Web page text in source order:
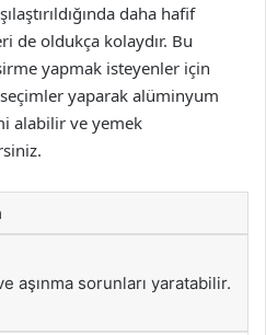
daha hafif
de oldukça kolaydır. Bu
yapmak isteyenler için
yaparak alüminyum
alabilir ve yemek
aşınma sorunları yaratabilir.